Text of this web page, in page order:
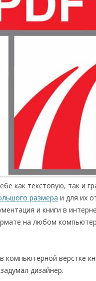
как текстовую, так и
размера и для их
и книги в
на любом
верстке
дизайнер.